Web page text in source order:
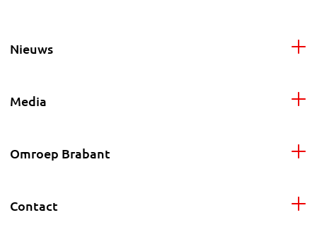
Nieuws
Media
Omroep Brabant
Contact